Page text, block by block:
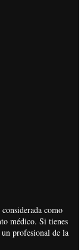
como
médico. Si tienes
profesional de la